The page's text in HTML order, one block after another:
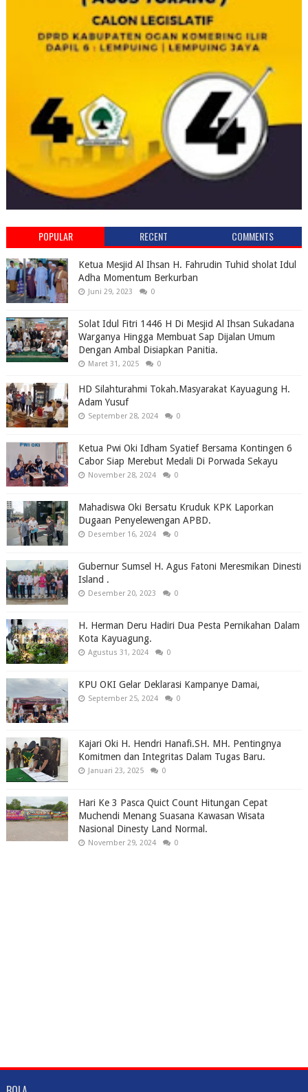
POPULAR RECENT COMMENTS
Ketua Mesjid Al Ihsan H. Fahrudin Tuhid sholat Idul
Adha Momentum Berkurban
Juni 29, 2023 0
Solat Idul Fitri 1446 H Di Mesjid Al Ihsan Sukadana
Warganya Hingga Membuat Sap Dijalan Umum
Dengan Ambal Disiapkan Panitia.
Maret 31, 2025 0
HD Silahturahmi Tokah.Masyarakat Kayuagung H.
Adam Yusuf
September 28, 2024 0
Ketua Pwi Oki Idham Syatief Bersama Kontingen 6
Cabor Siap Merebut Medali Di Porwada Sekayu
November 28, 2024 0
Mahadiswa Oki Bersatu Kruduk KPK Laporkan
Dugaan Penyelewengan APBD.
Desember 16, 2024 0
Gubernur Sumsel H. Agus Fatoni Meresmikan Dinesti
Island .
Desember 20, 2023 0
H. Herman Deru Hadiri Dua Pesta Pernikahan Dalam
Kota Kayuagung.
Agustus 31, 2024 0
KPU OKI Gelar Deklarasi Kampanye Damai,
September 25, 2024 0
Kajari Oki H. Hendri Hanafi.SH. MH. Pentingnya
Komitmen dan Integritas Dalam Tugas Baru.
Januari 23, 2025 0
Hari Ke 3 Pasca Quict Count Hitungan Cepat
Muchendi Menang Suasana Kawasan Wisata
Nasional Dinesty Land Normal.
November 29, 2024 0